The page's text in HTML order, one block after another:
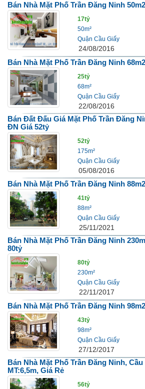
Bán Nhà Mặt Phố Trần Đăng Ninh
17tỷ
50m²
Quận Cầu Giấy
24/08/2016
Bán Nhà Mặt Phố Trần Đăng Ninh
25tỷ
68m²
Quận Cầu Giấy
22/08/2016
Bán Đất Đấu Giá Mặt Phố Trần Đăng
ĐN Giá 52tỷ
52tỷ
175m²
Quận Cầu Giấy
05/08/2016
Bán Nhà Mặt Phố Trần Đăng Ninh
41tỷ
88m²
Quận Cầu Giấy
25/11/2021
Bán Nhà Mặt Phố Trần Đăng Ninh
80tỷ
80tỷ
230m²
Quận Cầu Giấy
22/11/2017
Bán Nhà Mặt Phố Trần Đăng Ninh
43tỷ
98m²
Quận Cầu Giấy
27/12/2017
Bán Nhà Mặt Phố Trần Đăng Ninh, Cầu
MT:6,5m, Giá Rẻ
56tỷ